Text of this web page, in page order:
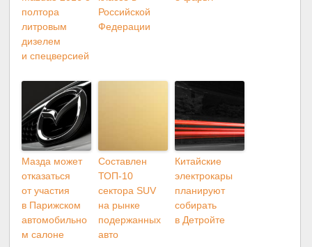
полтора
литровым
дизелем
и спецверсией
Российской
Федерации
Мазда может
отказаться
от участия
в Парижском
автомобильно
м салоне
Составлен
ТОП-10
сектора SUV
на рынке
подержанных
авто
Китайские
электрокары
планируют
собирать
в Детройте